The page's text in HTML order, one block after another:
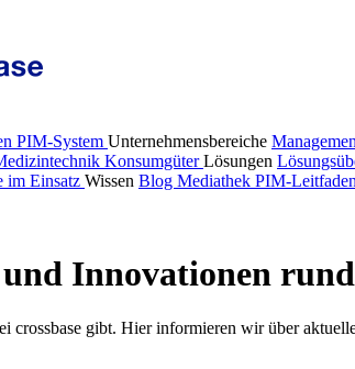
PIM-System Unternehmensbereiche
KonsumgüterLösungen
im Einsatz Wissen Blog Mediathek PIM-Leitfaden
und Innovationen
crossbase gibt. Hier informieren wir über